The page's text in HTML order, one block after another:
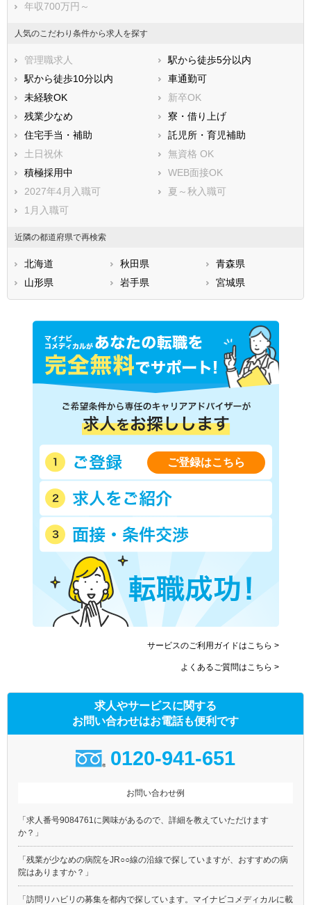
年収700万円～
人気のこだわり条件から求人を探す
管理職求人
駅から徒歩5分以内
駅から徒歩10分以内
車通勤可
未経験OK
新卒OK
残業少なめ
寮・借り上げ
住宅手当・補助
託児所・育児補助
土日祝休
無資格 OK
積極採用中
WEB面接OK
2027年4月入職可
夏～秋入職可
1月入職可
近隣の都道府県で再検索
北海道 秋田県
青森県
山形県
岩手県 宮城県
ご登録はこちら
サービスのご利用ガイドはこちら >
よくあるご質問はこちら >
求人やサービスに関する
お問い合わせはお電話も便利です
0120-941-651
お問い合わせ例
「求人番号9084761に興味があるので、詳細を教えていただけます
か？」
「残業が少なめの病院をJR○○線の沿線で探していますが、おすすめの病
院はありますか？」
「訪問リハビリの募集を都内で探しています。マイナビコメディカルに載